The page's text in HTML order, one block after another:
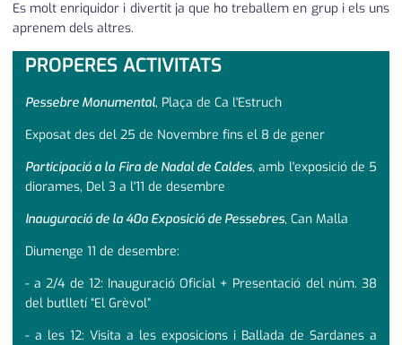
Es molt enriquidor i divertit ja que ho treballem en grup i els uns
aprenem dels altres.
PROPERES ACTIVITATS
Pessebre Monumental, Plaça de Ca l'Estruch
Exposat des del 25 de Novembre fins el 8 de gener
Participació a la Fira de Nadal de Caldes, amb l'exposició de 5
diorames, Del 3 a l'11 de desembre
Inauguració de la 40a Exposició de Pessebres, Can Malla
Diumenge 11 de desembre:
- a 2/4 de 12: Inauguració Oficial + Presentació del núm. 38
del butlletí “El Grèvol”
- a les 12: Visita a les exposicions i Ballada de Sardanes a